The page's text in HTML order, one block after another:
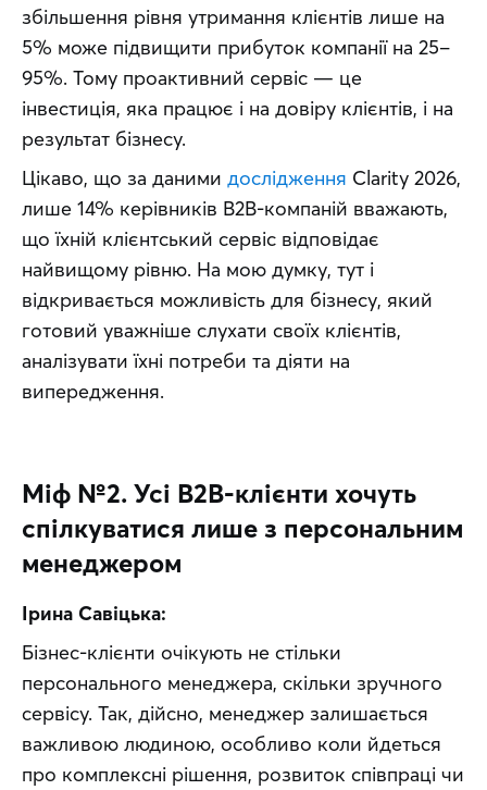
збільшення рівня утримання клієнтів лише на
5% може підвищити прибуток компанії на 25–
95%. Тому проактивний сервіс — це
інвестиція, яка працює і на довіру клієнтів, і на
результат бізнесу.
Цікаво, що за даними дослідження Clarity 2026,
лише 14% керівників B2B-компаній вважають,
що їхній клієнтський сервіс відповідає
найвищому рівню. На мою думку, тут і
відкривається можливість для бізнесу, який
готовий уважніше слухати своїх клієнтів,
аналізувати їхні потреби та діяти на
випередження.
Міф №2. Усі B2B-клієнти хочуть
спілкуватися лише з персональним
менеджером
Ірина Савіцька:
Бізнес-клієнти очікують не стільки
персонального менеджера, скільки зручного
сервісу. Так, дійсно, менеджер залишається
важливою людиною, особливо коли йдеться
про комплексні рішення, розвиток співпраці чи